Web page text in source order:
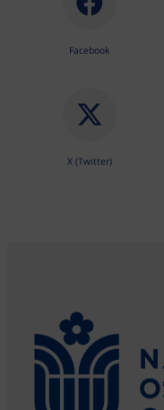
Facebook
X (Twitter)